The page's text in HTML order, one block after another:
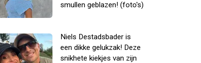
smullen geblazen! (foto's)
Niels Destadsbader is
een dikke gelukzak! Deze
snikhete kiekjes van zijn